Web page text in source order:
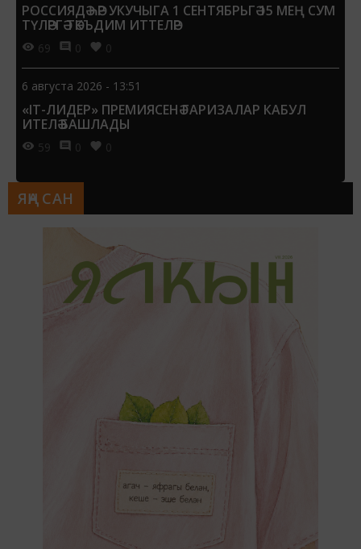
РОССИЯДӘ ҺӘР УКУЧЫГА 1 СЕНТЯБРЬГӘ 15 МЕҢ СУМ
ТҮЛӘРГӘ ТӘКЪДИМ ИТТЕЛӘР
69 0 0
6 августа 2026 - 13:51
«IT-ЛИДЕР» ПРЕМИЯСЕНӘ ГАРИЗАЛАР КАБУЛ
ИТЕЛӘ БАШЛАДЫ
59 0 0
ЯҢА САН